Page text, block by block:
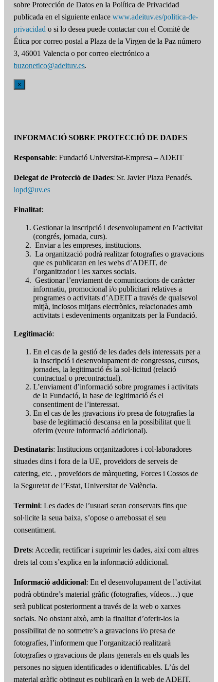
sobre Protección de Datos en la Política de Privacidad
publicada en el siguiente enlace www.adeituv.es/politica-de-
privacidad o si lo desea puede contactar con el Comité de
Ética por correo postal a Plaza de la Virgen de la Paz número
3, 46001 Valencia o por correo electrónico a
buzonetico@adeituv.es.
×
INFORMACIÓ SOBRE PROTECCIÓ DE DADES
Responsable: Fundació Universitat-Empresa – ADEIT
Delegat de Protecció de Dades: Sr. Javier Plaza Penadés.
lopd@uv.es
Finalitat:
Gestionar la inscripció i desenvolupament en l\’activitat
(congrés, jornada, curs).
Enviar a les empreses, institucions.
La organització podrà realitzar fotografies o gravacions
que es publicaran en les webs d’ADEIT, de
l’organitzador i les xarxes socials.
Gestionar l’enviament de comunicacions de caràcter
informatiu, promocional i/o publicitari relatives a
programes o activitats d’ADEIT a través de qualsevol
mitjà, inclosos mitjans electrònics, relacionades amb
activitats i esdeveniments organitzats per la Fundació.
Legitimació:
En el cas de la gestió de les dades dels interessats per a
la inscripció i desenvolupament de congressos, cursos,
jornades, la legitimació és la sol·licitud (relació
contractual o precontractual).
L’enviament d’informació sobre programes i activitats
de la Fundació, la base de legitimació és el
consentiment de l’interessat.
En el cas de les gravacions i/o presa de fotografies la
base de legitimació descansa en la possibilitat que li
oferim (veure informació addicional).
Destinataris: Institucions organitzadores i col·laboradores
situades dins i fora de la UE, proveïdors de serveis de
catering, etc. , proveïdors de màrqueting, Forces i Cossos de
la Seguretat de l’Estat, Universitat de València.
Termini: Les dades de l’usuari seran conservats fins que
sol·licite la seua baixa, s’opose o arrebossat el seu
consentiment.
Drets: Accedir, rectificar i suprimir les dades, així com altres
drets tal com s’explica en la informació addicional.
Informació addicional: En el desenvolupament de l’activitat
podrà obtindre’s material gràfic (fotografies, vídeos…) que
serà publicat posteriorment a través de la web o xarxes
socials. No obstant això, amb la finalitat d’oferir-los la
possibilitat de no sotmetre’s a gravacions i/o presa de
fotografíes, l’informem que l’organització realitzarà
fotografies o gravacions de plans generals en els quals les
persones no siguen identificades o identificables. L’ús del
material gràfic obtingut es publicarà en la web de ADEIT,